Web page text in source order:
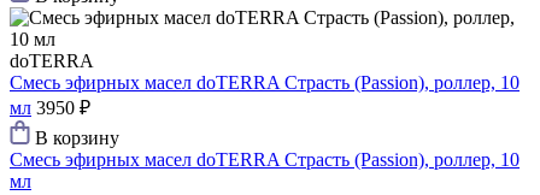
doTERRA
Смесь эфирных масел doTERRA Страсть (Passion), роллер, 10
мл 3950 ₽
В корзину
Смесь эфирных масел doTERRA Страсть (Passion), роллер, 10
мл